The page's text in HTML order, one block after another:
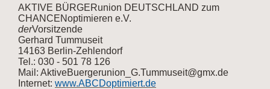
AKTIVE BÜRGERunion DEUTSCHLAND zum
CHANCENoptimieren e.V.
derVorsitzende
Gerhard Tummuseit
14163 Berlin-Zehlendorf
Tel.: 030 - 501 78 126
Mail: AktiveBuergerunion_G.Tummuseit@gmx.de
Internet: www.ABCDoptimiert.de